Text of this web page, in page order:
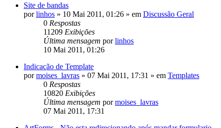
Site de bandas
porlinhos » 10 Mai 2011, 01:26 » em Discussão Geral
0 Respostas
11209 Exibições
Última mensagem porlinhos
10 Mai 2011, 01:26
Indicação de Template
pormoises_lavras » 07 Mai 2011, 17:31 » em Templates
0 Respostas
10820 Exibições
Última mensagem pormoises_lavras
07 Mai 2011, 17:31